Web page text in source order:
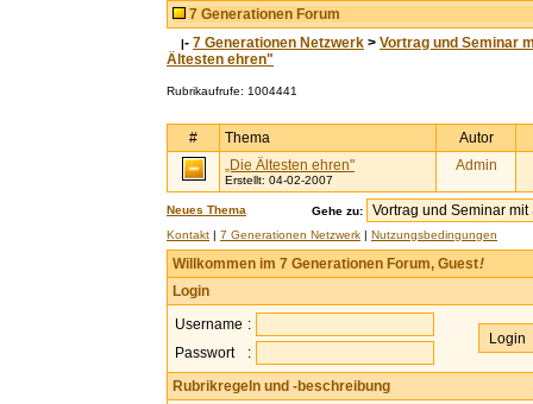
7 Generationen Forum
|- 7 Generationen Netzwerk > Vortrag und Seminar
Ältesten ehren"
Rubrikaufrufe: 1004441
# Thema
Autor
„Die Ältesten ehren"
Erstellt: 04-02-2007
Admin
Neues Thema
Gehe zu:
Kontakt | 7 Generationen Netzwerk | Nutzungsbedingungen
Willkommen im 7 Generationen Forum, Guest!
Login
Username :
Passwort
:
Rubrikregeln und -beschreibung